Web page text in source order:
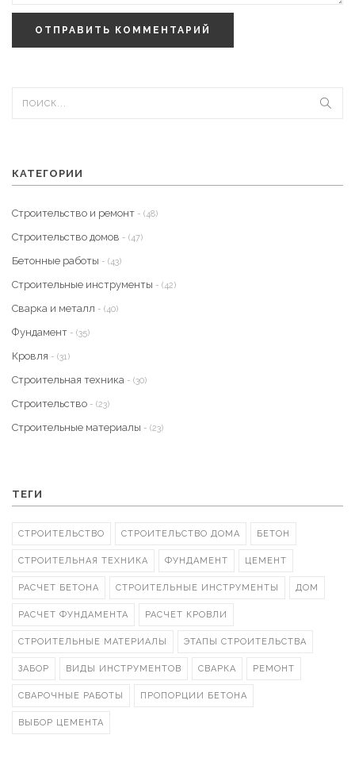
ОТПРАВИТЬ КОММЕНТАРИЙ
КАТЕГОРИИ
Строительство и ремонт - (48)
Строительство домов - (47)
Бетонные работы - (43)
Строительные инструменты - (42)
Сварка и металл - (40)
Фундамент - (35)
Кровля - (31)
Строительная техника - (30)
Строительство - (23)
Строительные материалы - (23)
ТЕГИ
СТРОИТЕЛЬСТВО СТРОИТЕЛЬСТВО ДОМА БЕТОН
СТРОИТЕЛЬНАЯ ТЕХНИКА ФУНДАМЕНТ ЦЕМЕНТ
РАСЧЕТ БЕТОНА СТРОИТЕЛЬНЫЕ ИНСТРУМЕНТЫ ДОМ
РАСЧЕТ ФУНДАМЕНТА РАСЧЕТ КРОВЛИ
СТРОИТЕЛЬНЫЕ МАТЕРИАЛЫ ЭТАПЫ СТРОИТЕЛЬСТВА
ЗАБОР ВИДЫ ИНСТРУМЕНТОВ СВАРКА РЕМОНТ
СВАРОЧНЫЕ РАБОТЫ ПРОПОРЦИИ БЕТОНА
ВЫБОР ЦЕМЕНТА